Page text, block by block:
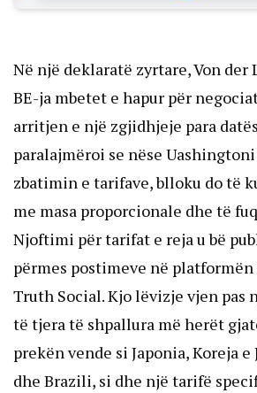
Në një deklaratë zyrtare, Von der
BE-ja mbetet e hapur për
arritjen e një zgjidhjeje para
paralajmëroi se nëse
zbatimin e tarifave, blloku do të
me masa proporcionale dhe të
Njoftimi për tarifat e reja u bë
përmes postimeve në
Truth Social. Kjo lëvizje vjen pas
të tjera të shpallura më herët
prekën vende si Japonia, Koreja e
dhe Brazili, si dhe një tarifë